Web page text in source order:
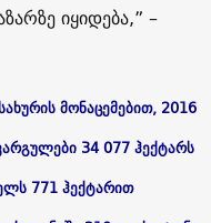
იყიდება,” –
მონაცემებით, 2016
34 077 ჰექტარს
771 ჰექტარით